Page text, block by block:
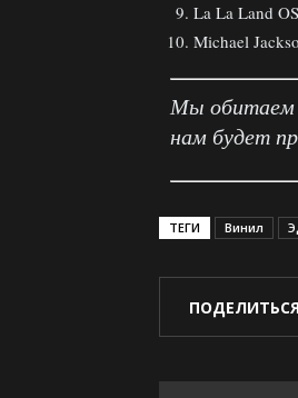
La La Land
Michael
Мы обитаем
нам будет
ТЕГИ Винил
ПОДЕЛИТЬСЯ